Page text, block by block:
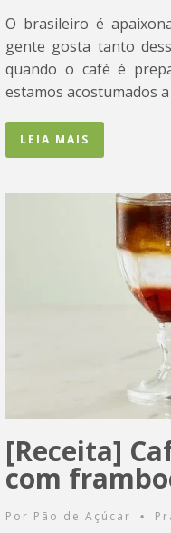
O brasileiro é
gente gosta tanto
quando o café é
estamos acostumados
LEIA MAIS
[Receita]
com
Por Pão de Açúcar •